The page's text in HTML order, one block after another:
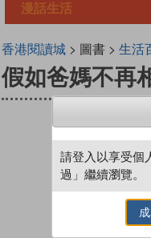
漫話生活
香港閱讀城> 圖書 > 生活
假如爸媽不再
請登入以享受個
過」繼續瀏覽。